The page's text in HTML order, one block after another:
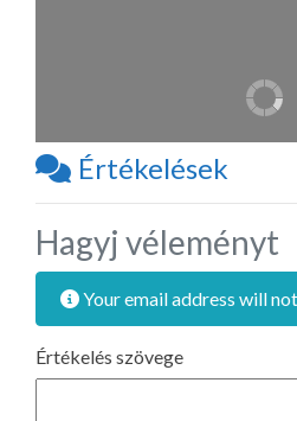
Értékelések
Hagyj véleményt
Your email address will
Értékelés szövege